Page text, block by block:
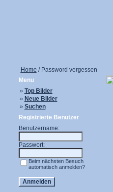
Home / Password vergessen
Menu
» Top Bilder
» Neue Bilder
» Suchen
Registrierte Benutzer
Benutzername:
Passwort:
Beim nächsten Besuch
automatisch anmelden?